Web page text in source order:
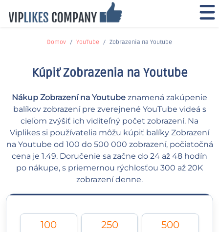
Domov YouTube Zobrazenia na Youtube
Kúpiť Zobrazenia na Youtube
Nákup Zobrazení na Youtube znamená zakúpenie
balíkov zobrazení pre zverejnené YouTube videá s
cieľom zvýšiť ich viditeľný počet zobrazení. Na
Viplikes si používatelia môžu kúpiť balíky Zobrazení
na Youtube od 100 do 500 000 zobrazení, počiatočná
cena je 1.49. Doručenie sa začne do 24 až 48 hodín
po nákupe, s priemernou rýchlosťou 300 až 20K
zobrazení denne.
100
250
500